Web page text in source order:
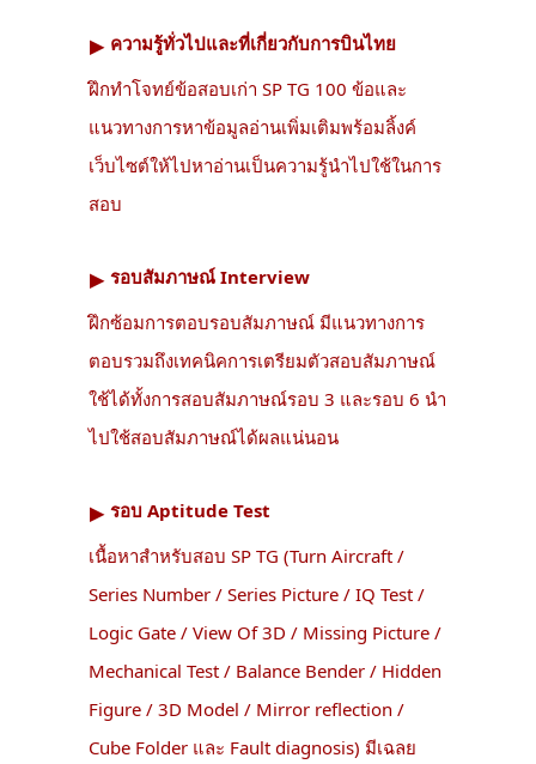
▶︎ ความรู้ทั่วไปและที่เกี่ยวกับการบินไทย
ฝึกทำโจทย์ข้อสอบเก่า SP TG 100 ข้อและ
แนวทางการหาข้อมูลอ่านเพิ่มเติมพร้อมลิ้งค์
เว็บไซต์ให้ไปหาอ่านเป็นความรู้นำไปใช้ในการ
สอบ
▶︎ รอบสัมภาษณ์ Interview
ฝึกซ้อมการตอบรอบสัมภาษณ์ มีแนวทางการ
ตอบรวมถึงเทคนิคการเตรียมตัวสอบสัมภาษณ์
ใช้ได้ทั้งการสอบสัมภาษณ์รอบ 3 และรอบ 6 นำ
ไปใช้สอบสัมภาษณ์ได้ผลแน่นอน
▶︎ รอบ Aptitude Test
เนื้อหาสำหรับสอบ SP TG (Turn Aircraft /
Series Number / Series Picture / IQ Test /
Logic Gate / View Of 3D / Missing Picture /
Mechanical Test / Balance Bender / Hidden
Figure / 3D Model / Mirror reflection /
Cube Folder และ Fault diagnosis) มีเฉลย